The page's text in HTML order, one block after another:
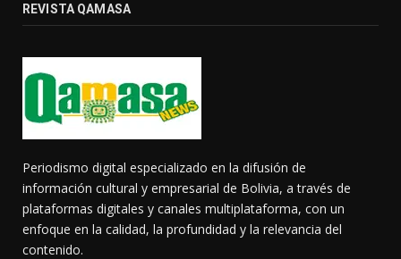
REVISTA QAMASA
Periodismo digital especializado en la difusión de
información cultural y empresarial de Bolivia, a través de
plataformas digitales y canales multiplataforma, con un
enfoque en la calidad, la profundidad y la relevancia del
contenido.